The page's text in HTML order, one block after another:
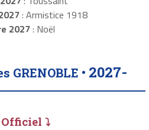
: Armistice 1918
2027: Noël
GRENOBLE • 2027-
⤵